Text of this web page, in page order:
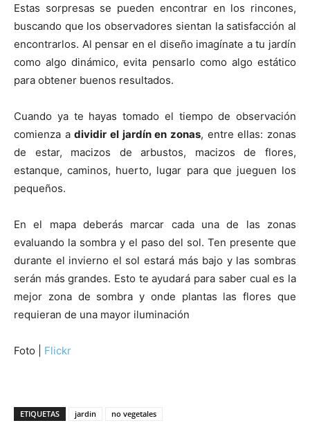
Estas sorpresas se pueden encontrar en los rincones,
buscando que los observadores sientan la satisfacción al
encontrarlos. Al pensar en el diseño imagínate a tu jardín
como algo dinámico, evita pensarlo como algo estático
para obtener buenos resultados.
Cuando ya te hayas tomado el tiempo de observación
comienza adividir el jardín en zonas, entre ellas: zonas
de estar, macizos de arbustos, macizos de flores,
estanque, caminos, huerto, lugar para que jueguen los
pequeños.
En el mapa deberás marcar cada una de las zonas
evaluando la sombra y el paso del sol. Ten presente que
durante el invierno el sol estará más bajo y las sombras
serán más grandes. Esto te ayudará para saber cual es la
mejor zona de sombra y onde plantas las flores que
requieran de una mayor iluminación
Foto | Flickr
ETIQUETAS jardin no vegetales